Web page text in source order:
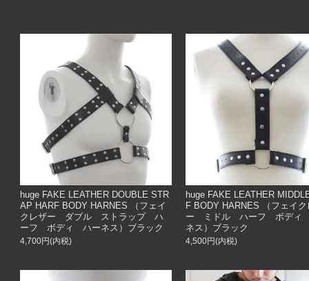
huge FAKE LEATHER DOUBLE STR
AP HARF BODY HARNES （フェイ
クレザー ダブル ストラップ ハ
ーフ ボディ ハーネス）ブラック
4,700円(内税)
huge FAKE LEATHER
F BODY HARNES （フェイ
ー ミドル ハーフ ボディ
ネス）ブラック
4,500円(内税)